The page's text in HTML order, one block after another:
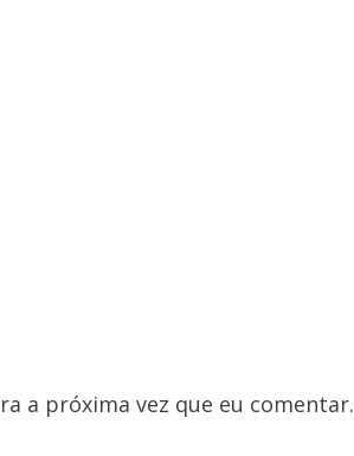
a próxima vez que eu comentar.